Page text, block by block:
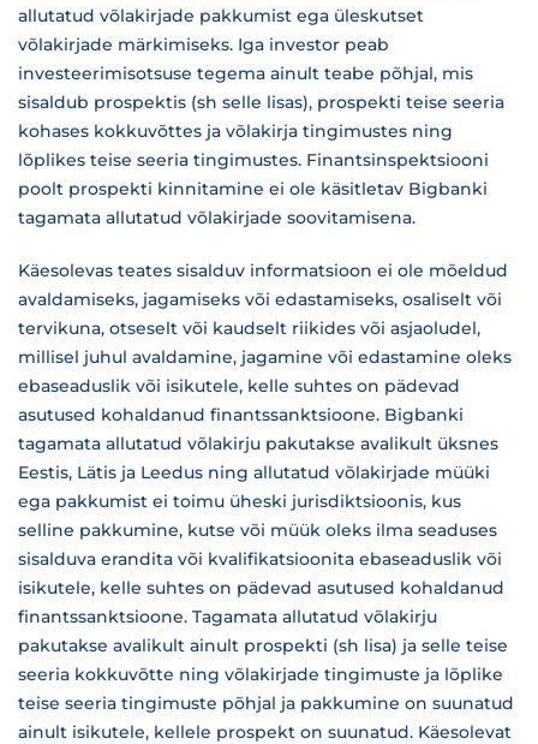
allutatud võlakirjade pakkumist ega üleskutset
võlakirjade märkimiseks. Iga investor peab
investeerimisotsuse tegema ainult teabe põhjal, mis
sisaldub prospektis (sh selle lisas), prospekti teise seeria
kohases kokkuvõttes ja võlakirja tingimustes ning
lõplikes teise seeria tingimustes. Finantsinspektsiooni
poolt prospekti kinnitamine ei ole käsitletav Bigbanki
tagamata allutatud võlakirjade soovitamisena.
Käesolevas teates sisalduv informatsioon ei ole mõeldud
avaldamiseks, jagamiseks või edastamiseks, osaliselt või
tervikuna, otseselt või kaudselt riikides või asjaoludel,
millisel juhul avaldamine, jagamine või edastamine oleks
ebaseaduslik või isikutele, kelle suhtes on pädevad
asutused kohaldanud finantssanktsioone. Bigbanki
tagamata allutatud võlakirju pakutakse avalikult üksnes
Eestis, Lätis ja Leedus ning allutatud võlakirjade müüki
ega pakkumist ei toimu üheski jurisdiktsioonis, kus
selline pakkumine, kutse või müük oleks ilma seaduses
sisalduva erandita või kvalifikatsioonita ebaseaduslik või
isikutele, kelle suhtes on pädevad asutused kohaldanud
finantssanktsioone. Tagamata allutatud võlakirju
pakutakse avalikult ainult prospekti (sh lisa) ja selle teise
seeria kokkuvõtte ning võlakirjade tingimuste ja lõplike
teise seeria tingimuste põhjal ja pakkumine on suunatud
ainult isikutele, kellele prospekt on suunatud. Käesolevat